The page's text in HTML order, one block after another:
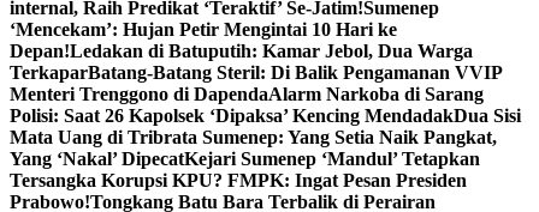
internal, Raih Predikat ‘Teraktif’ Se-Jatim!Sumenep
‘Mencekam’: Hujan Petir Mengintai 10 Hari ke
Depan!Ledakan di Batuputih: Kamar Jebol, Dua Warga
TerkaparBatang-Batang Steril: Di Balik Pengamanan VVIP
Menteri Trenggono di DapendaAlarm Narkoba di Sarang
Polisi: Saat 26 Kapolsek ‘Dipaksa’ Kencing MendadakDua Sisi
Mata Uang di Tribrata Sumenep: Yang Setia Naik Pangkat,
Yang ‘Nakal’ DipecatKejari Sumenep ‘Mandul’ Tetapkan
Tersangka Korupsi KPU? FMPK: Ingat Pesan Presiden
Prabowo!Tongkang Batu Bara Terbalik di Perairan